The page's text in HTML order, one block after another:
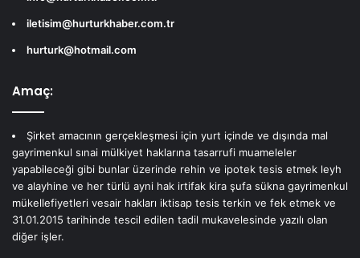
iletisim@hurturkhaber.com.tr
hurturk@hotmail.com
Amaç:
Şirket amacının gerçekleşmesi için yurt içinde ve dışında mal
gayrimenkul sınai mülkiyet haklarına tasarrufi muameleler
yapabileceği gibi bunlar üzerinde rehin ve ipotek tesis etmek leyh
ve alayhine ve her türlü ayni hak irtifak kira şufa sükna gayrimenkul
mükellefiyetleri vesair hakları iktisap tesis terkin ve fek etmek ve
31.01.2015 tarihinde tescil edilen tadil mukavelesinde yazılı olan
diğer işler.